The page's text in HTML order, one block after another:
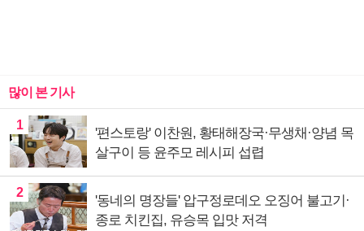
많이 본 기사
1
'편스토랑' 이찬원, 황태해장국·무생채·양념 목
살구이 등 윤주모 레시피 섭렵
2
'동네의 명장들' 압구정로데오 오징어 불고기·
종로 치킨집, 유승목 입맛 저격